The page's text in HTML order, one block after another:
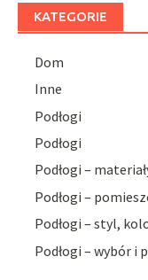
KATEGORIE
Dom
Inne
Podłogi
Podłogi
Podłogi –
Podłogi –
Podłogi – styl,
Podłogi – wybór i